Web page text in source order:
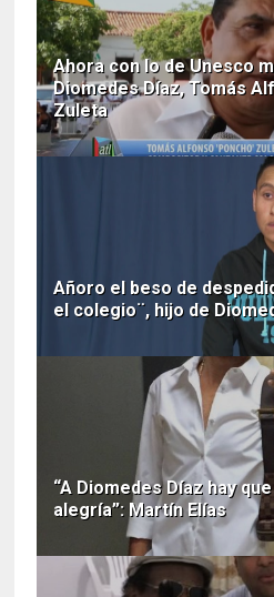
Ahora con lo de Unesco
Diomedes Díaz, Tomás
Zuleta
Añoro el beso de
el colegio¨, hijo de
“A Diomedes Díaz hay
alegría”: Martín Elías